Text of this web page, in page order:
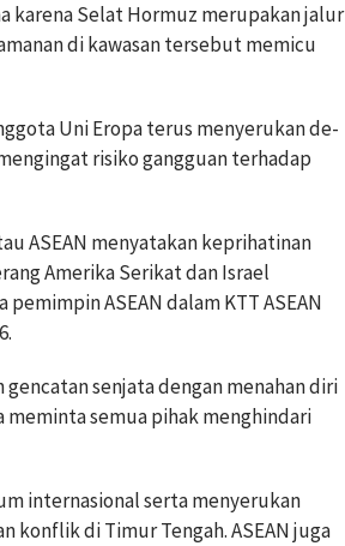
karena Selat Hormuz merupakan jalur
di kawasan tersebut memicu
Uni Eropa terus menyerukan de-
risiko gangguan terhadap
ASEAN menyatakan keprihatinan
Amerika Serikat dan Israel
ASEAN dalam KTT ASEAN
gencatan senjata dengan menahan diri
meminta semua pihak menghindari
internasional serta menyerukan
konflik di Timur Tengah. ASEAN juga